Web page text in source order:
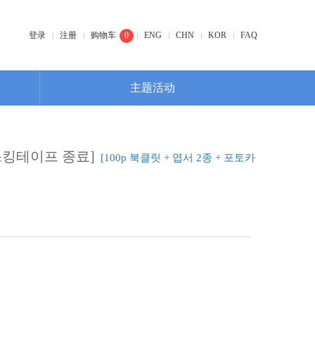
登录 注册 购物车 0 ENG CHN KOR FAQ
主题活动
테이프 종료] [100p 북클릿 + 엽서 2종 + 포토카